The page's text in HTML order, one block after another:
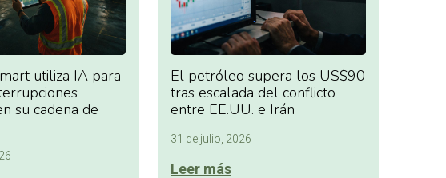
utiliza IA para
su cadena de
El petróleo supera los US$90
tras escalada del conflicto
entre EE.UU. e Irán
31 de julio, 2026
Leer más